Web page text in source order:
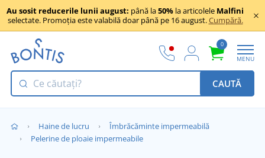
Au sosit reducerile lunii august: până la50% la articolele Malfini
selectate. Promoția este valabilă doar până pe 16 august.Cumpără.
0
MENU
CAUTĂ
Haine de lucru
Îmbrăcăminte impermeabilă
Pelerine de ploaie impermeabile